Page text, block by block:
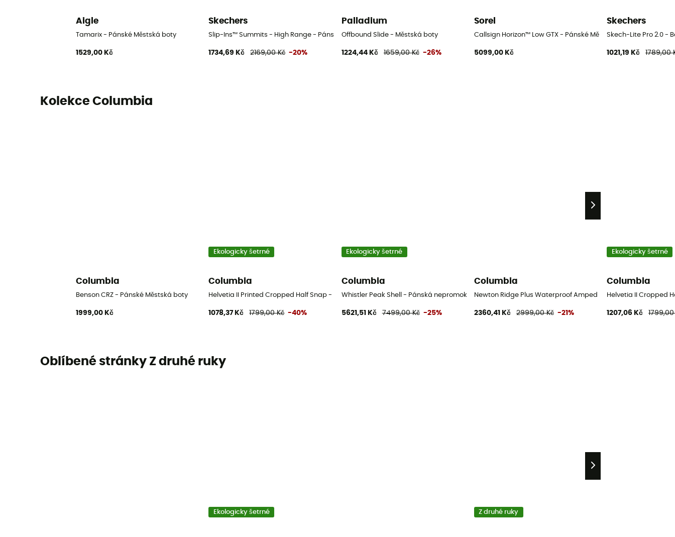
Aigle
Tamarix - Pánské Městská boty
1529,00 Kč
Skechers
Slip-Ins™ Summits - High Range - Pánské Městská boty
1734,69 Kč 2169,00 Kč -20%
Palladium
Offbound Slide - Městská boty
1224,44 Kč 1659,00 Kč -26%
Sorel
Callsign Horizon™ Low GTX - Pánské Městská boty
5099,00 Kč
Skechers
Skech-Lite Pro 2.0 -
1021,19 Kč 1789,00
Kolekce Columbia
Columbia
Benson CRZ - Pánské Městská boty
1999,00 Kč
Ekologicky šetrné
Columbia
Helvetia II Printed Cropped Half Snap - Dámská fleesová mikina
1078,37 Kč 1799,00 Kč -40%
Ekologicky šetrné
Columbia
Whistler Peak Shell - Pánská nepromokavá bunda
5621,51 Kč 7499,00 Kč -25%
Columbia
Newton Ridge Plus Waterproof Amped - Dámské nízké
2360,41 Kč 2999,00 Kč -21%
Ekologicky šetrné
Columbia
Helvetia II Cropped
1207,06 Kč 1799,00
Oblíbené stránky Z druhé ruky
Ekologicky šetrné Z druhé ruky